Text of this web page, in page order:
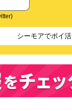
シーモアでポイ活